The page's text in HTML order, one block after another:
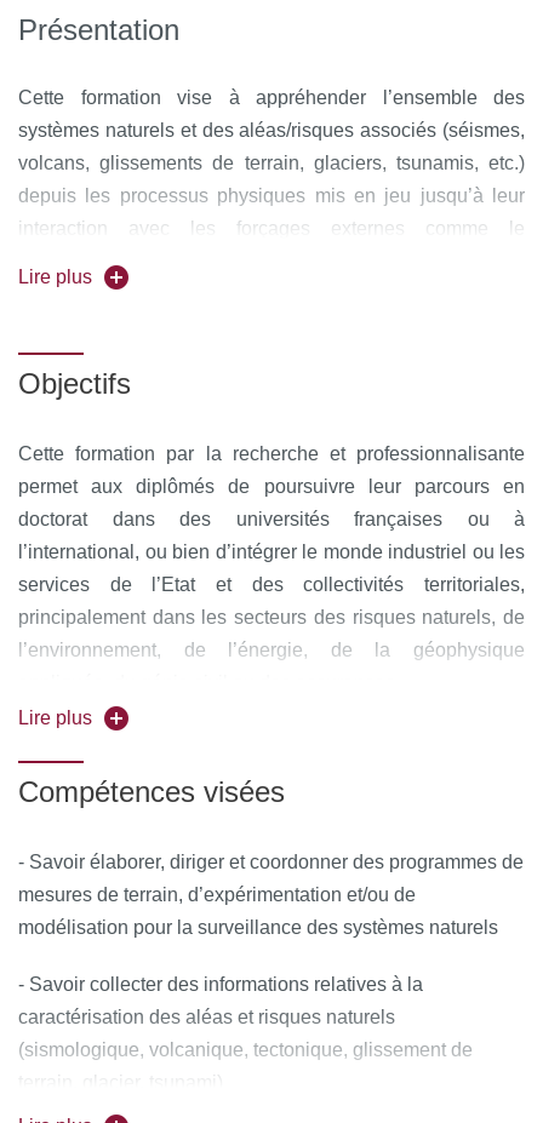
Présentation
Cette formation vise à appréhender l’ensemble des
systèmes naturels et des aléas/risques associés (séismes,
volcans, glissements de terrain, glaciers, tsunamis, etc.)
depuis les processus physiques mis en jeu jusqu’à leur
interaction avec les forçages externes comme le
changement climatique. Pour comprendre et anticiper ces
systèmes complexes, des enseignements
modélisation physique, théorique, et numérique des
processus, (2) connaissance, mesure et surveillance des
associés.
Lire plus
Objectifs
Cette formation par la recherche et professionnalisante
permet aux diplômés de poursuivre leur parcours en
doctorat dans des universités françaises ou à
l’international, ou bien d’intégrer le monde industriel ou les
services de l’Etat et des collectivités territoriales,
principalement dans les secteurs des risques naturels, de
l’environnement, de l’énergie, de la géophysique
Lire plus
Compétences visées
- Savoir élaborer, diriger et coordonner des programmes de
mesures de terrain, d’expérimentation et/ou de
modélisation pour la surveillance des systèmes naturels
- Savoir collecter des informations relatives à la
caractérisation des aléas et risques naturels
(sismologique, volcanique, tectonique, glissement de
terrain, glacier, tsunami)